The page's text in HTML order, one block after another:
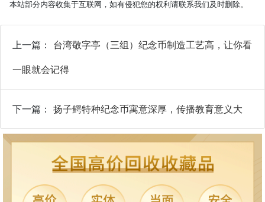
本站部分内容收集于互联网，如有侵犯您的权利请联系我们及时删除。
上一篇： 台湾敬字亭（三组）纪念币制造工艺高，让你看
一眼就会记得
下一篇： 扬子鳄特种纪念币寓意深厚，传播教育意义大